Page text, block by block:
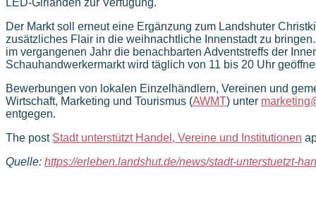
Der Markt soll erneut eine Ergänzung zum Landshuter
zusätzliches Flair in die weihnachtliche Innenstadt zu
im vergangenen Jahr die benachbarten Adventstreffs der
Schauhandwerkermarkt wird täglich von 11 bis 20 Uhr
Bewerbungen von lokalen Einzelhändlern, Vereinen und
Wirtschaft, Marketing und Tourismus (AWMT) unter
entgegen.
The post Stadt unterstützt Handel, Vereine und Institutionen
Quelle: https://erleben.landshut.de/news/stadt-unterstuetzt-